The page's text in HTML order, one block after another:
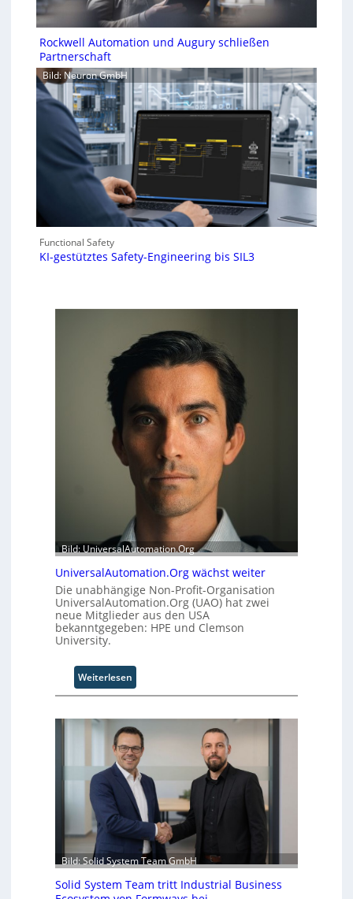
Rockwell Automation und Augury schließen
Partnerschaft
Bild: Neuron GmbH
Functional Safety
KI-gestütztes Safety-Engineering bis SIL3
Bild: UniversalAutomation.Org
UniversalAutomation.Org wächst weiter
Die unabhängige Non-Profit-Organisation
UniversalAutomation.Org (UAO) hat zwei
neue Mitglieder aus den USA
bekanntgegeben: HPE und Clemson
University.
Weiterlesen:
U
i
v
e
r
s
a
l
A
u
o
m
Bild: Solid System Team GmbH
Solid System Team tritt Industrial Business